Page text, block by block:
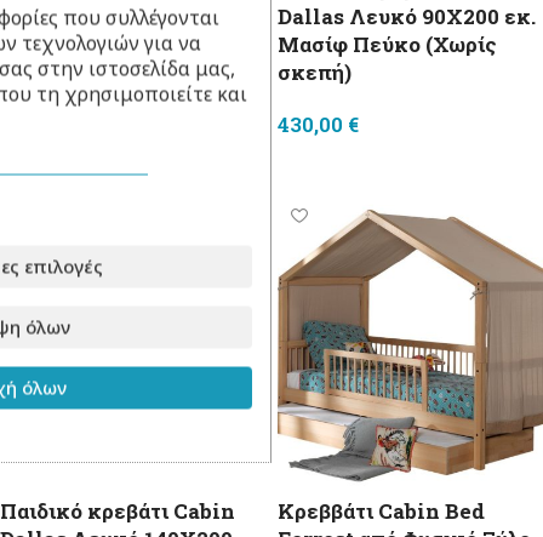
Dallas 140X200 εκ.
Μασίφ Πεύκο (Χωρίς
σκεπή)
Dallas Λευκό 90X200 εκ.
Μασίφ Πεύκο (Χωρίς
σκεπή)
430,00 €
Παιδικό κρεβάτι Cabin
Κρεββάτι Cabin Bed
που συλλέγονται
τεχνολογιών για να
στην ιστοσελίδα μας,
τη χρησιμοποιείτε και
επιλογές
όλων
όλων